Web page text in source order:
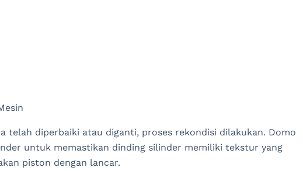
telah diperbaiki atau diganti, proses rekondisi dilakukan. Domo
untuk memastikan dinding silinder memiliki tekstur yang
piston dengan lancar.